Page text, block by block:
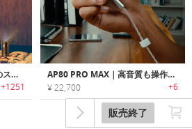
販売終了
Capsule｜ソーダ缶サイズのスマートプロジェクター「カプセル」
+1251
AP80 PRO MAX｜高音質も操作性もこれひとつで叶えるオールインワンハイレゾ音楽プレーヤー
¥ 22,700 +6